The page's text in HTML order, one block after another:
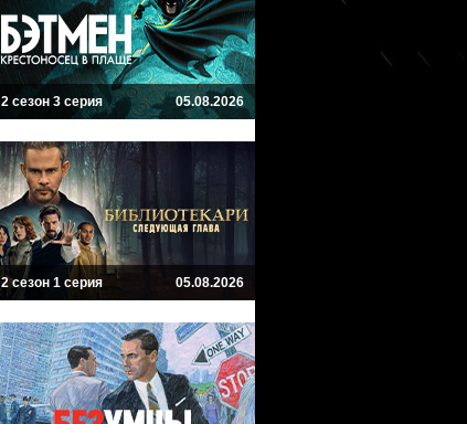
2 сезон 3 серия 05.08.2026
2 сезон 1 серия 05.08.2026